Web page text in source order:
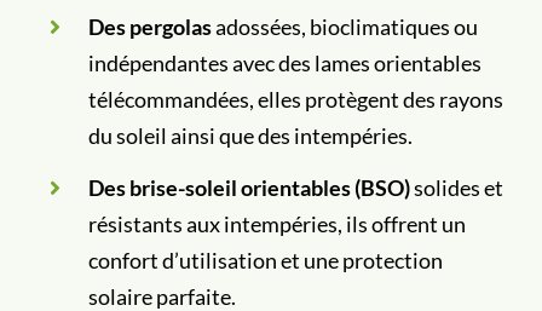
Des pergolasadossées, bioclimatiques ou
indépendantes avec des lames orientables
télécommandées, elles protègent des rayons
du soleil ainsi que des intempéries.
Des brise-soleil orientables (BSO)solides et
résistants aux intempéries, ils offrent un
confort d’utilisation et une protection
solaire parfaite.